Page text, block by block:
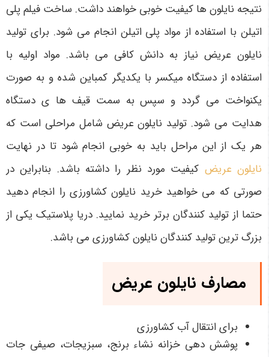
نتیجه نایلون ها کیفیت خوبی خواهند داشت. ساخت فیلم پلی
اتیلن با استفاده از مواد پلی اتیلن انجام می شود. برای تولید
نایلون عریض نیاز به دانش کافی می باشد. مواد اولیه با
استفاده از دستگاه میکسر با یکدیگر کمباین شده و به صورت
یکنواخت می گردد و سپس به سمت قیف ها ی دستگاه
هدایت می شود. تولید نایلون عریض شامل مراحلی است که
هر یک از این مراحل باید به خوبی انجام شود تا در نهایت
نایلون عریض کیفیت مورد نظر را داشته باشد. بنابراین در
صورتی که می خواهید خرید نایلون کشاورزی را انجام دهید
حتما از تولید کنندگان برتر خرید نمایید. دریا پلاستیک یکی از
بزرگ ترین تولید کنندگان نایلون کشاورزی می باشد.
مصارف نایلون عریض
برای انتقال آب کشاورزی
پوشش دهی خزانه نشاء برنج، سبزیجات، صیفی جات